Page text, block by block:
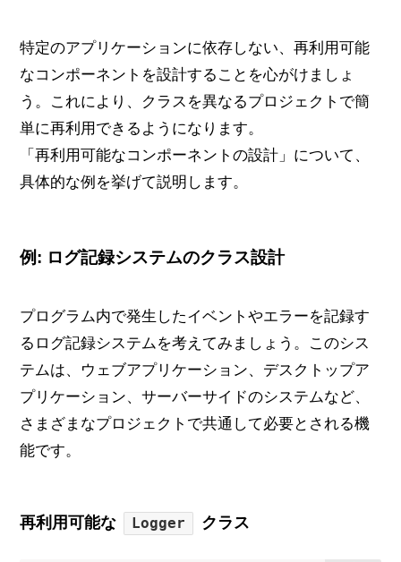
特定のアプリケーションに依存しない、再利用可能
なコンポーネントを設計することを心がけましょ
う。これにより、クラスを異なるプロジェクトで簡
単に再利用できるようになります。
「再利用可能なコンポーネントの設計」について、
具体的な例を挙げて説明します。
例: ログ記録システムのクラス設計
プログラム内で発生したイベントやエラーを記録す
るログ記録システムを考えてみましょう。このシス
テムは、ウェブアプリケーション、デスクトップア
プリケーション、サーバーサイドのシステムなど、
さまざまなプロジェクトで共通して必要とされる機
能です。
再利用可能な Logger クラス